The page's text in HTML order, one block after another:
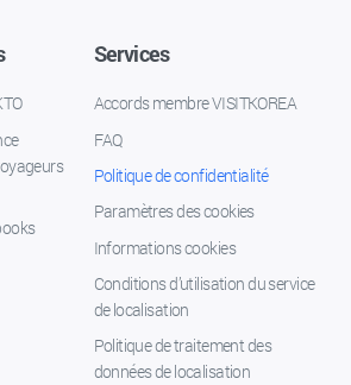
Services
Accords membre VISITKOREA
FAQ
Politique de confidentialité
Paramètres des cookies
Informations cookies
Conditions d’utilisation du service
de localisation
Politique de traitement des
données de localisation